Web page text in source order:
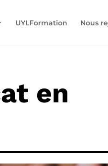
UYLFormation Nous
en